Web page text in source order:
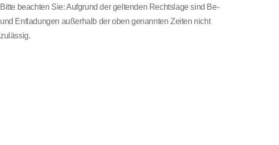
Bitte beachten Sie: Aufgrund der geltenden Rechtslage sind Be-
und Entladungen außerhalb der oben genannten Zeiten nicht
zulässig.